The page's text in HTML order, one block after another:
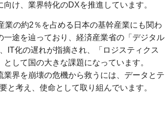
け、業界特化のDXを推進しています。
の約2％を占める日本の基幹産業にも関わ
途を辿っており、経済産業省の「デジタル
IT化の遅れが指摘され、「ロジスティクス
して国の大きな課題になっています。
界を崩壊の危機から救うには、データとテ
と考え、使命として取り組んでいます。